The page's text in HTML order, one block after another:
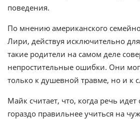
поведения.
По мнению американского
Лири, действуя исключительно
такие родители на самом деле
непростительные ошибки. Они
только к душевной травме, но и к
Майк считает, что, когда речь идет
гораздо правильнее учиться на